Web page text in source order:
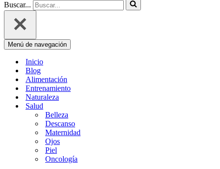
Buscar...
Menú de navegación
Inicio
Blog
Alimentación
Entrenamiento
Naturaleza
Salud
Belleza
Descanso
Maternidad
Ojos
Piel
Oncología